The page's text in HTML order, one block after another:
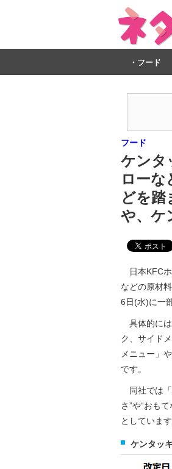
フード
フード
ケンタ
ローな
どを踏
や、ケ
日本KFCホ
などの原材
6日(水)に一
具体的には
ク、サイド
メニュー」
です。
同社では「
さ”や“おも
としています
ケンタッ